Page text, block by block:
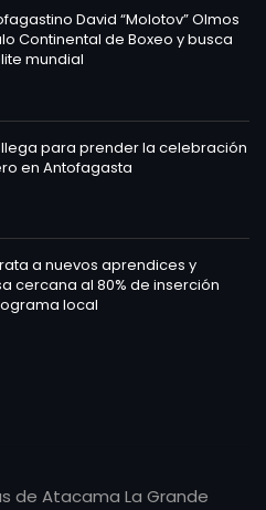
David “Molotov” Olmos
Continental de Boxeo y busca
mundial
para prender la celebración
en Antofagasta
a nuevos aprendices y
cercana al 80% de inserción
local
de Atacama La Grande